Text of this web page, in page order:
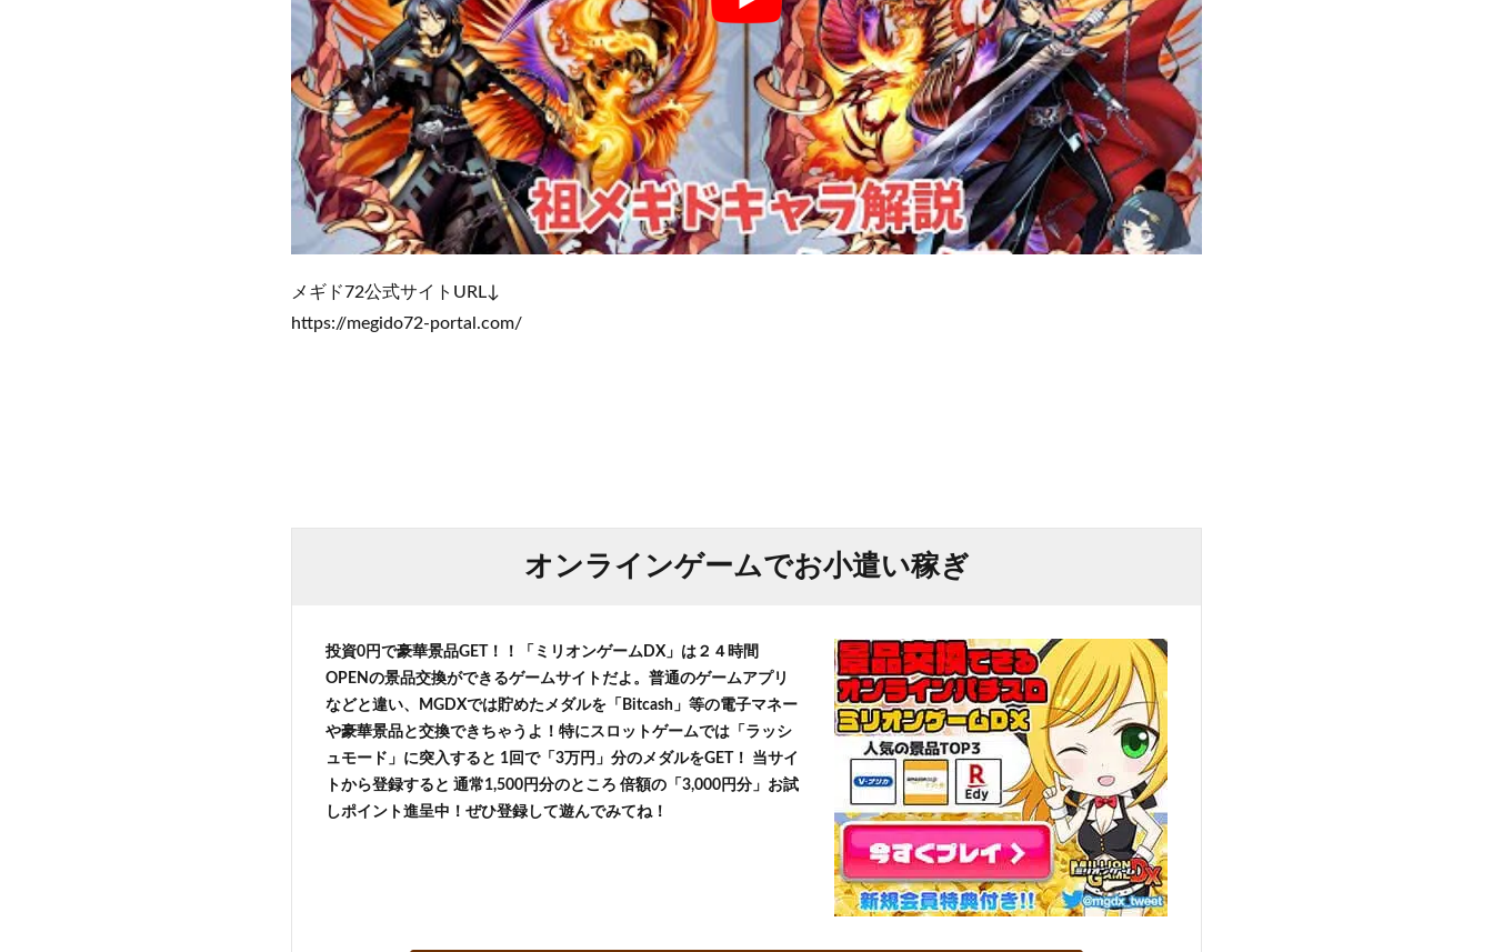
メギド72公式サイトURL↓
https://megido72-portal.com/
オンラインゲームでお小遣い稼ぎ
投資0円で豪華景品GET！！「ミリオンゲームDX」は２４時間
OPENの景品交換ができるゲームサイトだよ。普通のゲームアプリ
などと違い、MGDXでは貯めたメダルを「Bitcash」等の電子マネー
や豪華景品と交換できちゃうよ！特にスロットゲームでは「ラッシ
ュモード」に突入すると 1回で「3万円」分のメダルをGET！ 当サイ
トから登録すると 通常1,500円分のところ 倍額の「3,000円分」お試
しポイント進呈中！ぜひ登録して遊んでみてね！